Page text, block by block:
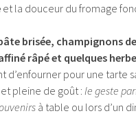
et la douceur du fromage
brisée, champignons
râpé et quelques
d’enfourner pour une tarte
pleine de goût : le geste
à table ou lors d’un